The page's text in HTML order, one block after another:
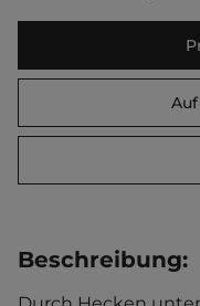
Beschreibung: